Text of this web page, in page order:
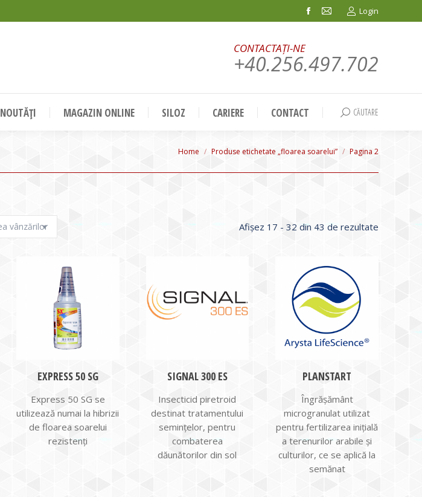
Facebook
in
window
Mail
in
window
Login
CONTACTAȚI-NE
+40.256.497.702
NOUTĂȚI MAGAZIN ONLINE SILOZ CARIERE CONTACT Search:
CĂUTARE
You are here:
Home Produse etichetate „floarea soarelui” Pagina 2
Afișez 17 - 32 din 43 de rezultate
EXPRESS 50 SG
Express 50 SG se
utilizează numai la hibrizii
de floarea soarelui
rezistenţi
SIGNAL 300 ES
Insecticid piretroid
destinat tratamentului
semințelor, pentru
combaterea
dăunătorilor din sol
PLANSTART
Îngrășământ
microgranulat utilizat
pentru fertilizarea inițială
a terenurilor arabile și
culturilor, ce se aplică la
semănat